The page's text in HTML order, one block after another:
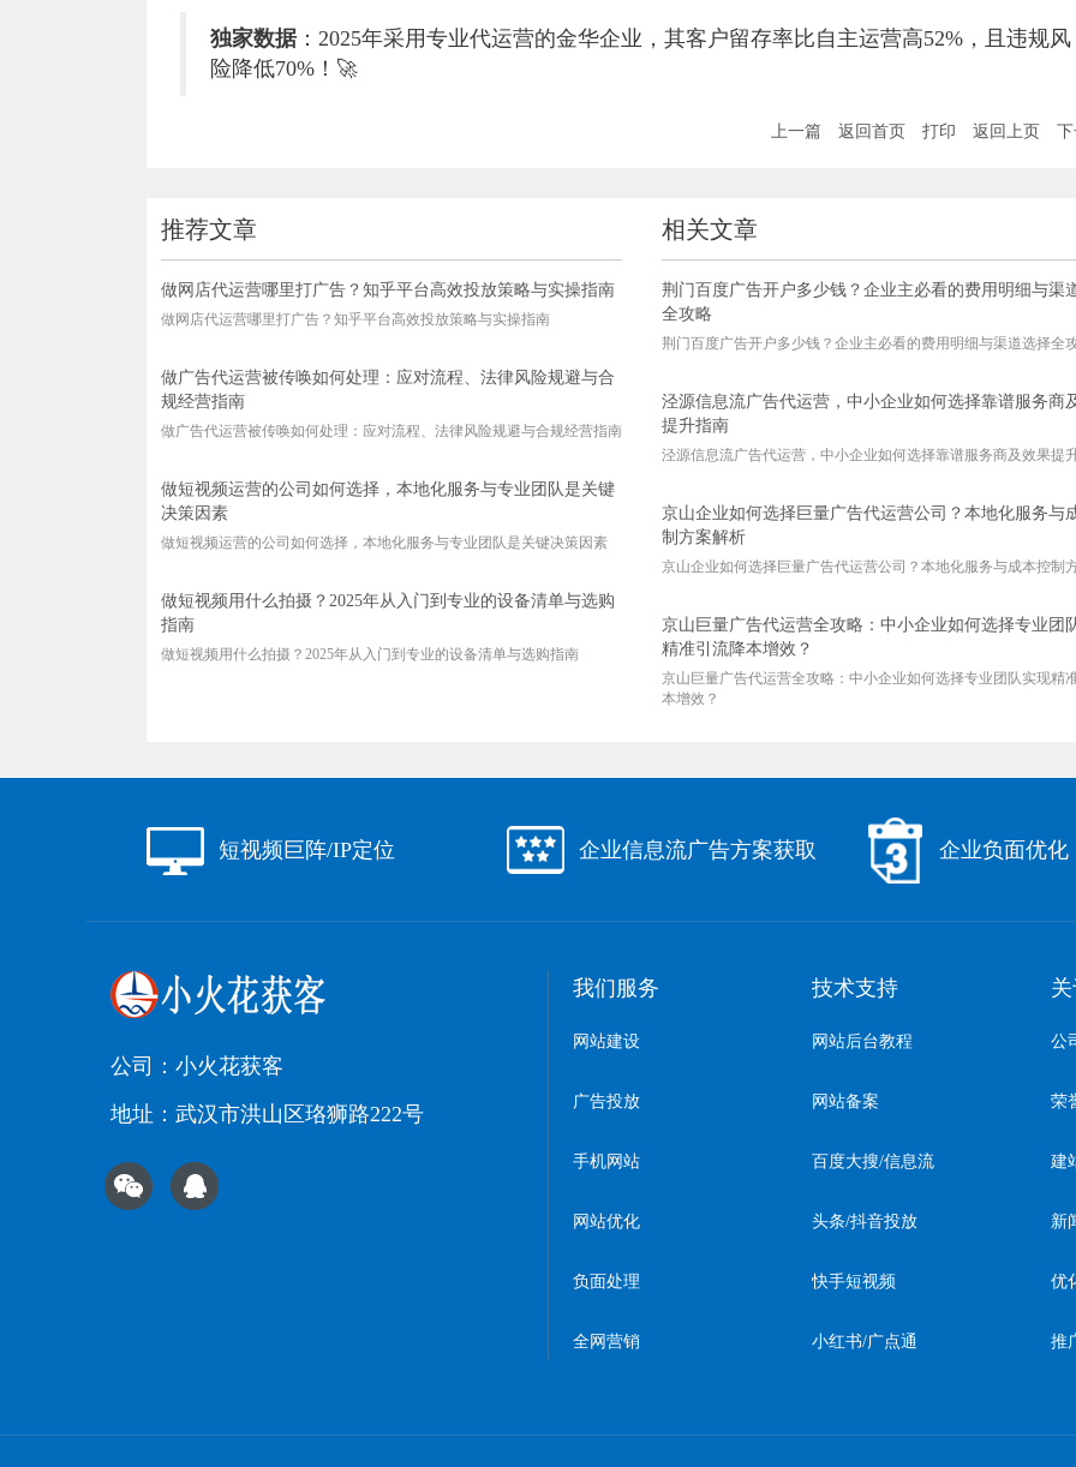
独家数据：2025年采用专业代运营的金华企业，其客户留存率比自主运营高52%，且违规风
险降低70%！🚀
上一篇 返回首页 打印 返回上页
推荐文章
做网店代运营哪里打广告？知乎平台高效投放策略与实操指南
做网店代运营哪里打广告？知乎平台高效投放策略与实操指南
做广告代运营被传唤如何处理：应对流程、法律风险规避与合
规经营指南
做广告代运营被传唤如何处理：应对流程、法律风险规避与合规经营指南
做短视频运营的公司如何选择，本地化服务与专业团队是关键
决策因素
做短视频运营的公司如何选择，本地化服务与专业团队是关键决策因素
做短视频用什么拍摄？2025年从入门到专业的设备清单与选购
指南
做短视频用什么拍摄？2025年从入门到专业的设备清单与选购指南
相关文章
荆门百度广告开户多少钱？企业主必看的费用明细与渠
全攻略
荆门百度广告开户多少钱？企业主必看的费用明细与渠道选择全
泾源信息流广告代运营，中小企业如何选择靠谱服务商
提升指南
泾源信息流广告代运营，中小企业如何选择靠谱服务商及效果提
京山企业如何选择巨量广告代运营公司？本地化服务与
制方案解析
京山企业如何选择巨量广告代运营公司？本地化服务与成本控制
京山巨量广告代运营全攻略：中小企业如何选择专业团
精准引流降本增效？
京山巨量广告代运营全攻略：中小企业如何选择专业团队实现精
本增效？
短视频巨阵/IP定位 企业信息流广告方案获取 企业负面优化
公司：小火花获客
地址：武汉市洪山区珞狮路222号
我们服务
网站建设
广告投放
手机网站
网站优化
负面处理
全网营销
技术支持
网站后台教程
网站备案
百度大搜/信息流
头条/抖音投放
快手短视频
小红书/广点通
公
荣
建
新
优
推